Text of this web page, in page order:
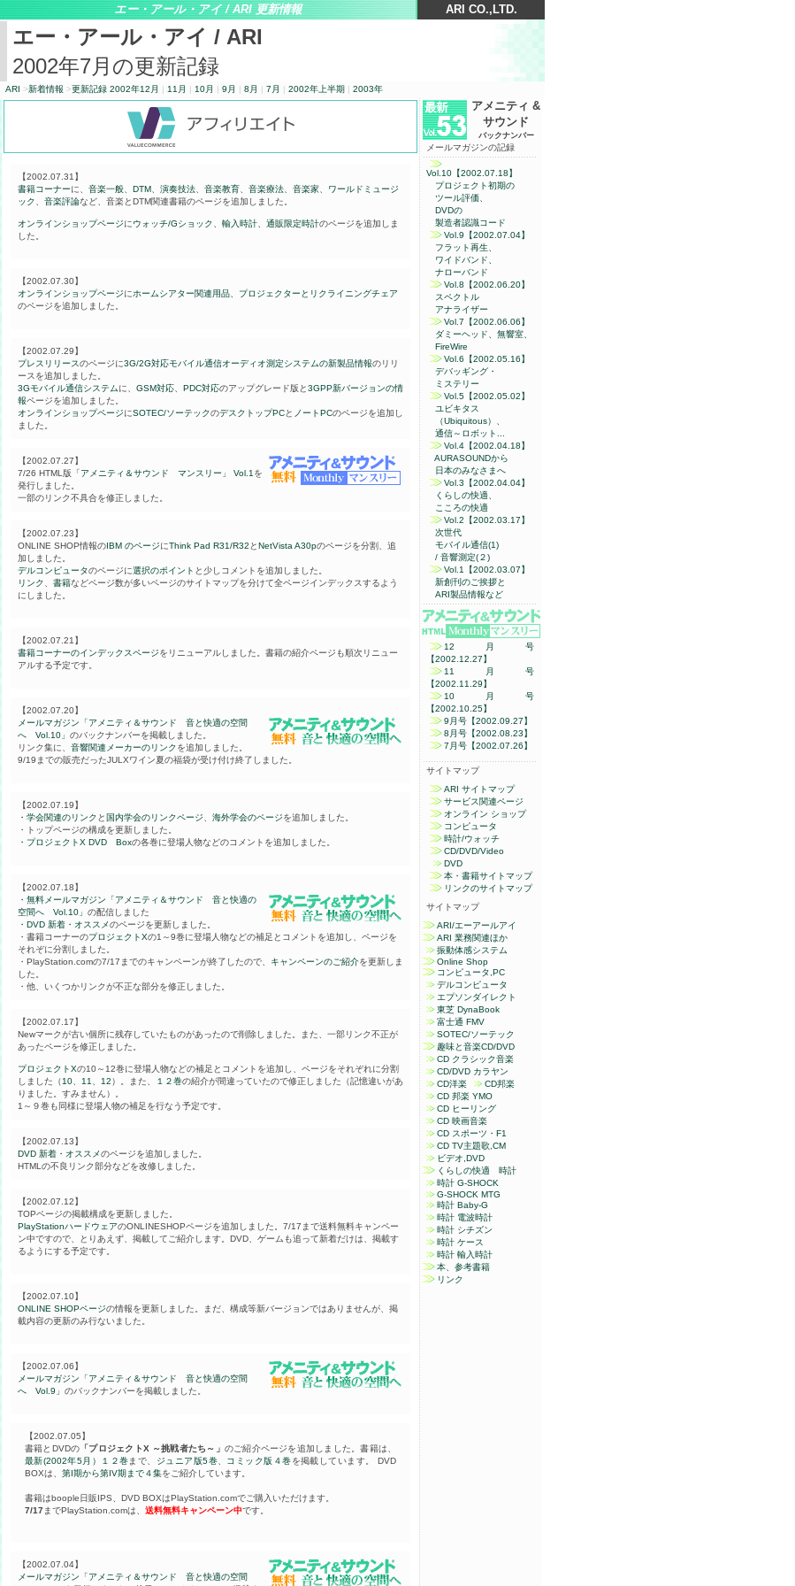
エー・アール・アイ/ ARI更新情報 ARI CO.,LTD.
エー・アール・アイ / ARI
2002年7月の更新記録
ARI >新着情報 >更新記録 2002年12月 | 11月 | 10月 | 9月 | 8月 | 7月 | 2002年上半期 | 2003年
【2002.07.31】
書籍コーナーに、 音楽一般 DTM 演奏技法 音楽教育 音楽療法 音楽家
ワールドミュージ
ック
音楽評論など、音楽とDTM関連書籍のページを追加しました。
オンラインショップページにウォッチ/Gショック 輸入時計、通販限定時計のページを追加しま
した。
【2002.07.30】
オンラインショップページにホームシアター関連用品、プロジェクターとリクライニングチェア
のページを追加しました。
【2002.07.29】
プレスリリースのページに3G/2G対応モバイル通信オーディオ測定システムの新製品情報のリリ
ースを追加しました。
3Gモバイル通信システムに、 GSM対応 PDC対応のアップグレード版と3GPP新バージョンの情
報ページを追加しました。
オンラインショップページにSOTEC/ソーテックのデスクトップPCと ノートPCのページを追加し
ました。
【2002.07.27】
7/26 HTML版 「アメニティ＆サウンド マンスリー」 Vol.1 を
発行しました。
一部のリンク不具合を修正しました。
【2002.07.23】
ONLINE SHOP情報のIBM のページにThink Pad R31/R32 とNetVista A30pのページを分割、追
加しました。
デルコンピュータのページに選択のポイント と少しコメントを追加しました。
リンク
書籍などページ数が多いページのサイトマップを分けて全ページインデックスするよう
にしました。
【2002.07.21】
書籍コーナーのインデックスページをリニューアルしました。書籍の紹介ページも順次リニュー
アルする予定です。
【2002.07.20】
メールマガジン「アメニティ＆サウンド 音と快適の空間
へ Vol.10」 のバックナンバーを掲載しました。
リンク集に、 音響関連メーカーのリンクを追加しました。
9/19までの販売だったJULXワイン夏の福袋が受け付け終了しました。
【2002.07.19】
・学会関連のリンク と 国内学会のリンクページ 海外学会のページを追加しました。
・トップページの構成を更新しました。
・プロジェクトX DVD Boxの各巻に登場人物などのコメントを追加しました。
【2002.07.18】
・無料メールマガジン「アメニティ＆サウンド 音と快適の
空間へ Vol.10」 の配信しました
・DVD 新着・オススメのページを更新しました。
・書籍コーナーのプロジェクトXの1～9巻に登場人物などの補足とコメントを追加し、ページを
それぞに分割しました。
・PlayStation.comの7/17までのキャンペーンが終了したので、 キャンペーンのご紹介を更新しま
した。
・他、いくつかリンクが不正な部分を修正しました。
【2002.07.17】
Newマークが古い個所に残存していたものがあったので削除しました。また、一部リンク不正が
あったページを修正しました。
プロジェクトXの10～12巻に登場人物などの補足とコメントを追加し、ページをそれぞれに分割
しました（10 11 12）。また、 １２巻の紹介が間違っていたので修正しました（記憶違いがあ
りました。すみません）。
1～９巻も同様に登場人物の補足を行なう予定です。
【2002.07.13】
DVD 新着・オススメのページを追加しました。
HTMLの不良リンク部分などを改修しました。
【2002.07.12】
TOPページの掲載構成を更新しました。
PlayStationハードウェアのONLINESHOPページを追加しました。7/17まで送料無料キャンペー
ン中ですので、とりあえず、掲載してご紹介します。DVD、ゲームも追って新着だけは、掲載す
るようにする予定です。
【2002.07.10】
ONLINE SHOPページの情報を更新しました。まだ、構成等新バージョンではありませんが、掲
載内容の更新のみ行ないました。
【2002.07.06】
メールマガジン「アメニティ＆サウンド 音と快適の空間
へ Vol.9」 のバックナンバーを掲載しました。
【2002.07.05】
書籍とDVDの 「プロジェクトX ～挑戦者たち～」 のご紹介ページを追加しました。書籍は、
最新(2002年5月）１２巻まで、 ジュニア版5巻、 コミック版４巻を掲載しています。 DVD
BOXは、 第I期から第IV期まで４集をご紹介しています。
書籍はboople日販IPS、DVD BOXはPlayStation.comでご購入いただけます。
7/17までPlayStation.comは、 送料無料キャンペーン中です。
【2002.07.04】
メールマガジン「アメニティ＆サウンド 音と快適の空間
アメニティ &
サウンド
バックナンバー
メールマガジンの記録
Vol.10【2002.07.18】
プロジェクト初期の
ツール評価、
DVDの
製造者認識コード
Vol.9【2002.07.04】
フラット再生、
ワイドバンド、
ナローバンド
Vol.8【2002.06.20】
スペクトル
アナライザー
Vol.7【2002.06.06】
ダミーヘッド、無響室、
FireWire
Vol.6【2002.05.16】
デバッギング・
ミステリー
Vol.5【2002.05.02】
ユビキタス
（Ubiquitous）、
通信～ロボット...
Vol.4【2002.04.18】
AURASOUNDから
日本のみなさまへ
Vol.3【2002.04.04】
くらしの快適、
こころの快適
Vol.2【2002.03.17】
次世代
モバイル通信(1)
/ 音響測定(２)
Vol.1【2002.03.07】
新創刊のご挨拶と
ARI製品情報など
12月号
【2002.12.27】
11月号
【2002.11.29】
10月号
【2002.10.25】
9月号【2002.09.27】
8月号【2002.08.23】
7月号【2002.07.26】
サイトマップ
ARI サイトマップ
サービス関連ページ
オンライン ショップ
コンピュータ
時計/ウォッチ
CD/DVD/Video
DVD
本・書籍サイトマップ
リンクのサイトマップ
サイトマップ
ARI/エーアールアイ
ARI 業務関連ほか
振動体感システム
Online Shop
コンピュータ,PC
デルコンピュータ
エプソンダイレクト
東芝 DynaBook
富士通 FMV
SOTEC/ソーテック
趣味と音楽CD/DVD
CD クラシック音楽
CD/DVD カラヤン
CD洋楽
CD邦楽
CD 邦楽 YMO
CD ヒーリング
CD 映画音楽
CD スポーツ・F1
CD TV主題歌,CM
ビデオ,DVD
くらしの快適 時計
時計 G-SHOCK
G-SHOCK MTG
時計 Baby-G
時計 電波時計
時計 シチズン
時計 ケース
時計 輸入時計
本、参考書籍
リンク